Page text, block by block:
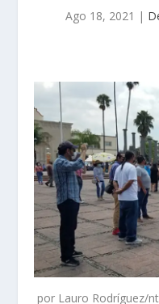
Ago 18, 2021 |
por Lauro Rodríguez/